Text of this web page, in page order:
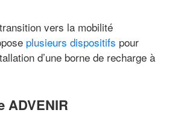
vers la mobilité
plusieurs dispositifs pour
d’une borne de recharge à
ADVENIR